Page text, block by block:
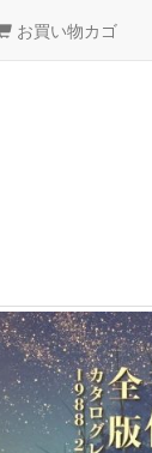
お買い物カゴ